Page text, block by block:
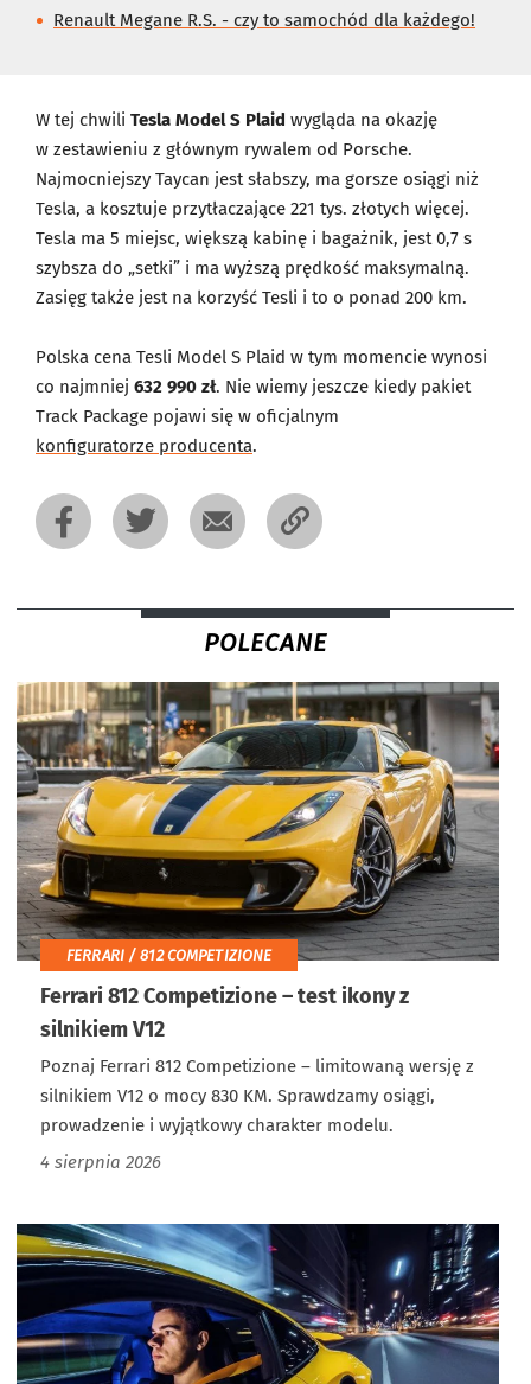
Renault Megane R.S. - czy to samochód dla każdego!
W tej chwili Tesla Model S Plaid wygląda na okazję
w zestawieniu z głównym rywalem od Porsche.
Najmocniejszy Taycan jest słabszy, ma gorsze osiągi niż
Tesla, a kosztuje przytłaczające 221 tys. złotych więcej.
Tesla ma 5 miejsc, większą kabinę i bagażnik, jest 0,7 s
szybsza do „setki” i ma wyższą prędkość maksymalną.
Zasięg także jest na korzyść Tesli i to o ponad 200 km.
Polska cena Tesli Model S Plaid w tym momencie wynosi
co najmniej 632 990 zł. Nie wiemy jeszcze kiedy pakiet
Track Package pojawi się w oficjalnym
konfiguratorze producenta.
POLECANE
FERRARI / 812 COMPETIZIONE
Ferrari 812 Competizione – test ikony z
silnikiem V12
Poznaj Ferrari 812 Competizione – limitowaną wersję z
silnikiem V12 o mocy 830 KM. Sprawdzamy osiągi,
prowadzenie i wyjątkowy charakter modelu.
4 sierpnia 2026